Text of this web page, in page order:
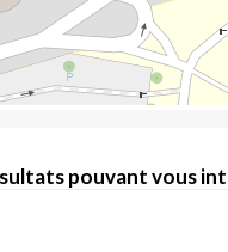
pouvant vous